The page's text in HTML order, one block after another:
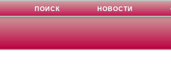
ПОИСК НОВОСТИ